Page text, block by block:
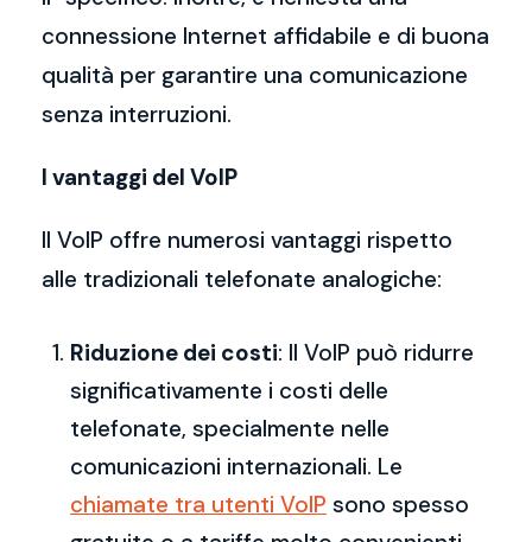
connessione Internet affidabile e di buona
qualità per garantire una comunicazione
senza interruzioni.
I vantaggi del VoIP
Il VoIP offre numerosi vantaggi rispetto
alle tradizionali telefonate analogiche:
Riduzione dei costi: Il VoIP può ridurre
significativamente i costi delle
telefonate, specialmente nelle
comunicazioni internazionali. Le
chiamate tra utenti VoIP sono spesso